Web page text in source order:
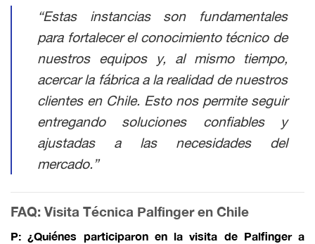
“Estas instancias son fundamentales
para fortalecer el conocimiento técnico de
nuestros equipos y, al mismo tiempo,
acercar la fábrica a la realidad de nuestros
clientes en Chile. Esto nos permite seguir
entregando soluciones confiables y
ajustadas a las necesidades del
mercado.”
FAQ: Visita Técnica Palfinger en Chile
P: ¿Quiénes participaron en la visita de Palfinger a